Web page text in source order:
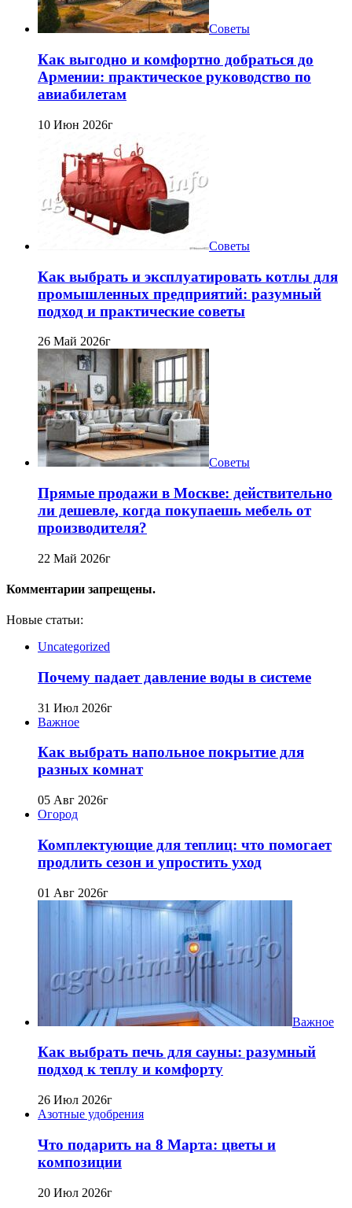
Советы
Как выгодно и комфортно добраться до
Армении: практическое руководство по
авиабилетам
10 Июн 2026г
Советы
Как выбрать и эксплуатировать котлы для
промышленных предприятий: разумный
подход и практические советы
26 Май 2026г
Советы
Прямые продажи в Москве: действительно
ли дешевле, когда покупаешь мебель от
производителя?
22 Май 2026г
Комментарии запрещены.
Новые статьи:
Uncategorized
Почему падает давление воды в системе
31 Июл 2026г
Важное
Как выбрать напольное покрытие для
разных комнат
05 Авг 2026г
Огород
Комплектующие для теплиц: что помогает
продлить сезон и упростить уход
01 Авг 2026г
Важное
Как выбрать печь для сауны: разумный
подход к теплу и комфорту
26 Июл 2026г
Азотные удобрения
Что подарить на 8 Марта: цветы и
композиции
20 Июл 2026г